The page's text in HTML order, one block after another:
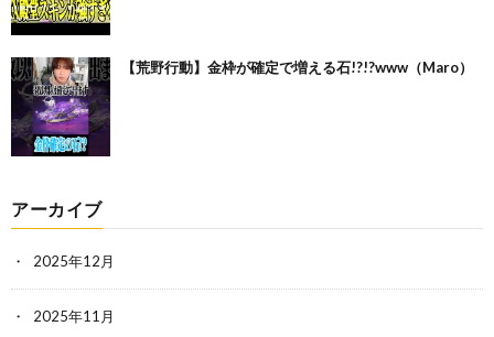
【荒野行動】金枠が確定で増える石!?!?www（Maro）
アーカイブ
2025年12月
2025年11月